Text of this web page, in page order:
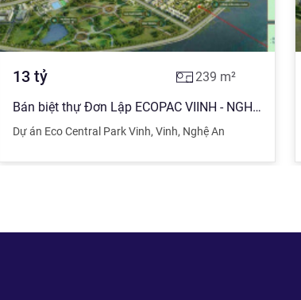
13 tỷ 239 m²
Bán biệt thự Đơn Lập ECOPAC VIINH - NGHÊ AN
Dự án Eco Central Park Vinh,Vinh, Nghệ An